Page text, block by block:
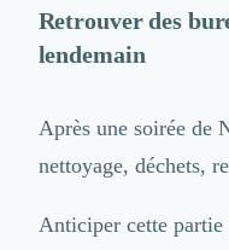
Retrouver des
lendemain
Après une soirée de
nettoyage, déchets,
Anticiper cette partie